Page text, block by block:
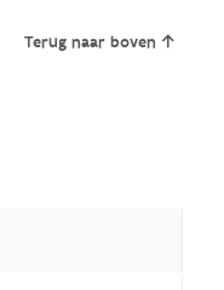
Terug naar boven